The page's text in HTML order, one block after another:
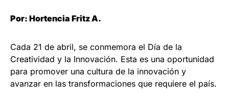
Por: Hortencia Fritz A.
Cada 21 de abril, se conmemora el Día de la
Creatividad y la Innovación. Esta es una oportunidad
para promover una cultura de la innovación y
avanzar en las transformaciones que requiere el país.